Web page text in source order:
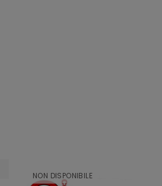
NON DISPONIBILE